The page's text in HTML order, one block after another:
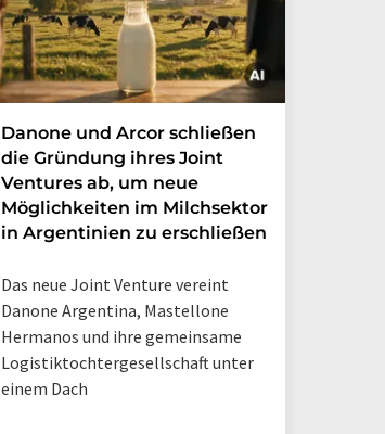
Danone und Arcor schließen
die Gründung ihres Joint
Ventures ab, um neue
Möglichkeiten im Milchsektor
in Argentinien zu erschließen
Das neue Joint Venture vereint
Danone Argentina, Mastellone
Hermanos und ihre gemeinsame
Logistiktochtergesellschaft unter
einem Dach